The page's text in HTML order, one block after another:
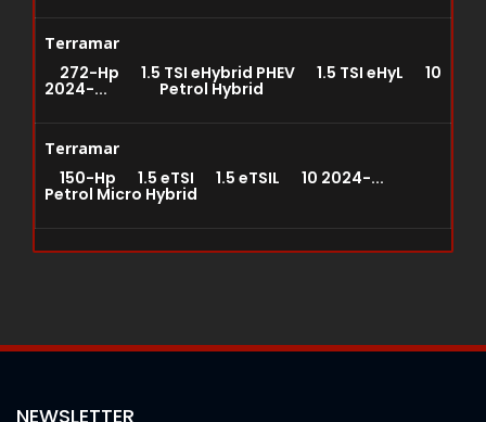
Terramar
272-Hp 1.5 TSI eHybrid PHEV 1.5 TSI eHyL 10
2024-... Petrol Hybrid
Terramar
150-Hp 1.5 eTSI 1.5 eTSIL 10 2024-...
Petrol Micro Hybrid
NEWSLETTER